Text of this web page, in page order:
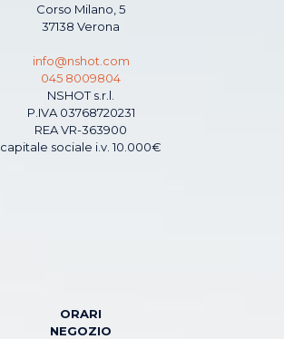
Corso Milano, 5
37138 Verona
info@nshot.com
045 8009804
NSHOT s.r.l.
P.IVA 03768720231
REA VR-363900
capitale sociale i.v. 10.000€
ORARI
NEGOZIO